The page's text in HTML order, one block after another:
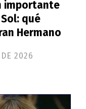
importante
qué
Hermano
2026